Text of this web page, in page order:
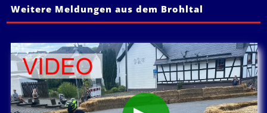
Weitere Meldungen aus dem Brohltal